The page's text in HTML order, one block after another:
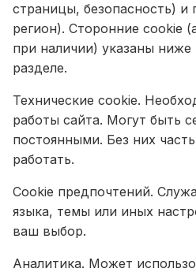
страницы, безопасность) и
регион). Сторонние cookie
при наличии) указаны
разделе.
Технические cookie.
работы сайта. Могут быть
постоянными. Без них
работать.
Cookie предпочтений.
языка, темы или иных
ваш выбор.
Аналитика. Может